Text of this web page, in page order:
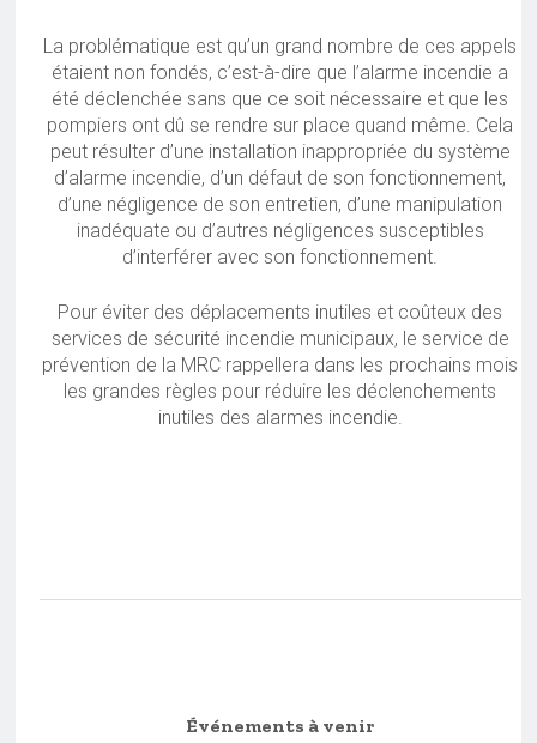
La problématique est qu’un grand nombre de ces appels
étaient non fondés, c’est-à-dire que l’alarme incendie a
été déclenchée sans que ce soit nécessaire et que les
pompiers ont dû se rendre sur place quand même. Cela
peut résulter d’une installation inappropriée du système
d’alarme incendie, d’un défaut de son fonctionnement,
d’une négligence de son entretien, d’une manipulation
inadéquate ou d’autres négligences susceptibles
d’interférer avec son fonctionnement.
Pour éviter des déplacements inutiles et coûteux des
services de sécurité incendie municipaux, le service de
prévention de la MRC rappellera dans les prochains mois
les grandes règles pour réduire les déclenchements
inutiles des alarmes incendie.
Événements à venir